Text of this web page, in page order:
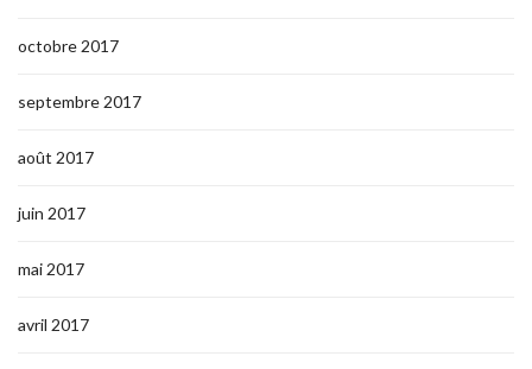
octobre 2017
septembre 2017
août 2017
juin 2017
mai 2017
avril 2017